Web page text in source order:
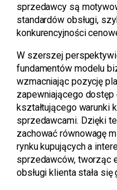
sprzedawcy są
standardów obsługi,
konkurencyjności
W szerszej
fundamentów modelu
wzmacniając pozycję
zapewniającego dostęp
kształtującego warunki
sprzedawcami. Dzięki
zachować równowagę
rynku kupujących a
sprzedawców, tworząc
obsługi klienta stała